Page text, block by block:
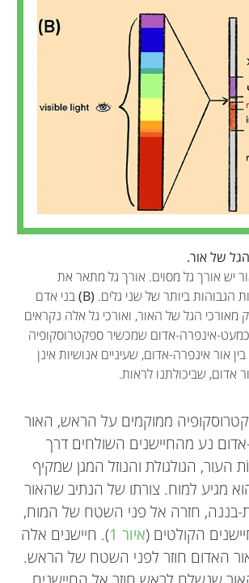
הגל של אור.
יש אורך גל מסוים. אורך גל מתאר את
הגבוהות ביותר של שני גלים. (B)
בני אדם
מאורכי הגל של האור, ואורכי גל אלה נקראים
אינפרה-אדום שמכשיר ספקטרוסקופיה
אור אינפרה-אדום, שעיניים אנושיות אינן
אדום, שביכולתנו לראות.
ממוקמים על הראש, האור
נע מהחיישנים השולחים דרך
העור, הגולגולת והנוזל המגן שמקיף
מגיע למוח. צורתו של הנתיב שהאור
בננה, חזרה אל פני השטח של המוח,
הקולטים (איור 1 ). חיישנים אלה
האדום חוזר לפני השטח של הראש.